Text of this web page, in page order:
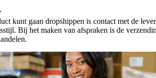
kunt gaan dropshippen is contact met de
Bij het maken van afspraken is de